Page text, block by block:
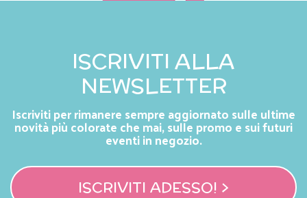
ISCRIVITI ALLA
NEWSLETTER
Iscriviti per rimanere sempre aggiornato sulle ultime
novità più colorate che mai, sulle promo e sui futuri
eventi in negozio.
ISCRIVITI ADESSO! >